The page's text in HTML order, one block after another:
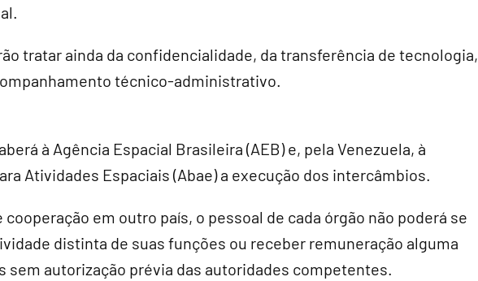
tratar ainda da confidencialidade, da transferência de tecnologia,
técnico-administrativo.
à Agência Espacial Brasileira (AEB) e, pela Venezuela, à
Atividades Espaciais (Abae) a execução dos intercâmbios.
em outro país, o pessoal de cada órgão não poderá se
distinta de suas funções ou receber remuneração alguma
sem autorização prévia das autoridades competentes.